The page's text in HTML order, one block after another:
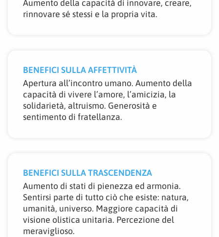
Aumento della capacità di innovare, creare,
rinnovare sé stessi e la propria vita.
BENEFICI SULLA AFFETTIVITÀ
Apertura all’incontro umano. Aumento della
capacità di vivere l’amore, l’amicizia, la
solidarietà, altruismo. Generosità e
sentimento di fratellanza.
BENEFICI SULLA TRASCENDENZA
Aumento di stati di pienezza ed armonia.
Sentirsi parte di tutto ciò che esiste: natura,
umanità, universo. Maggiore capacità di
visione olistica unitaria. Percezione del
meraviglioso.